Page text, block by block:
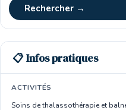
Rechercher →
📋 Infos pratiques
ACTIVITÉS
Soins de thalassothérapie et